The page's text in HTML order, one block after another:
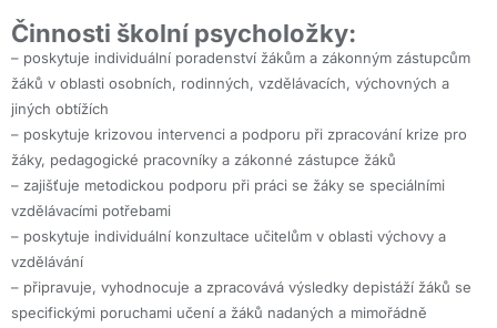
Činnosti školní psycholožky:
– poskytuje individuální poradenství žákům a zákonným zástupcům
žáků v oblasti osobních, rodinných, vzdělávacích, výchovných a
jiných obtížích
– poskytuje krizovou intervenci a podporu při zpracování krize pro
žáky, pedagogické pracovníky a zákonné zástupce žáků
– zajišťuje metodickou podporu při práci se žáky se speciálními
vzdělávacími potřebami
– poskytuje individuální konzultace učitelům v oblasti výchovy a
vzdělávání
– připravuje, vyhodnocuje a zpracovává výsledky depistáží žáků se
specifickými poruchami učení a žáků nadaných a mimořádně